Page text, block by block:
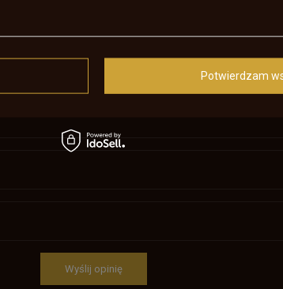
Wyślij opinię
Potwierdzam